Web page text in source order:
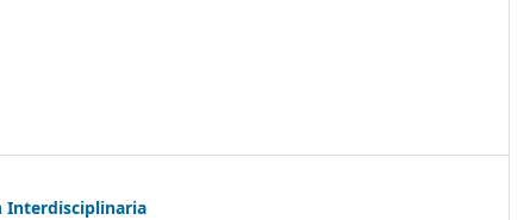
Interdisciplinaria